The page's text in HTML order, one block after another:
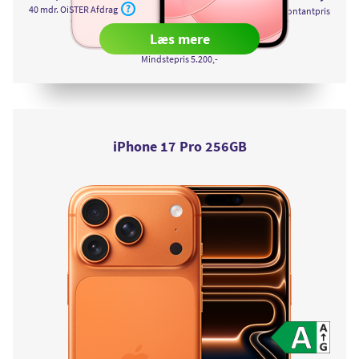
Soft
Pink
Black
256GB
White
40 mdr. OiSTER Afdrag
Kontantpris
Læs mereom iPhone 17e 256GB
Mindstepris5.200,-
iPhone 17 Pro 256GB
Vis